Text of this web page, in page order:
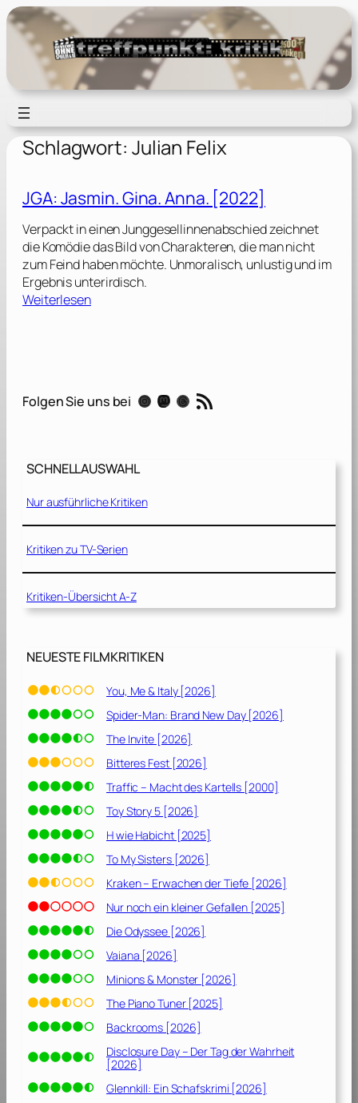
Zum
Inhalt
springen
Schlagwort: Julian Felix
JGA: Jasmin. Gina. Anna. [2022]
Verpackt in einen Junggesellinnenabschied zeichnet
die Komödie das Bild von Charakteren, die man nicht
zum Feind haben möchte. Unmoralisch, unlustig und im
Ergebnis unterirdisch.
Weiterlesen:
a
n
G
i
n
A
n
a
[
0
2
2
Folgen Sie uns bei Instagram Mastodon Threads RSS-Feed
SCHNELLAUSWAHL
Nur ausführliche Kritiken
Kritiken zu TV-Serien
Kritiken-Übersicht A-Z
NEUESTE FILMKRITIKEN
You, Me & Italy [2026]
Spider-Man: Brand New Day [2026]
The Invite [2026]
Bitteres Fest [2026]
Traffic – Macht des Kartells [2000]
Toy Story 5 [2026]
H wie Habicht [2025]
To My Sisters [2026]
Kraken – Erwachen der Tiefe [2026]
Nur noch ein kleiner Gefallen [2025]
Die Odyssee [2026]
Vaiana [2026]
Minions & Monster [2026]
The Piano Tuner [2025]
Backrooms [2026]
Disclosure Day – Der Tag der Wahrheit
[2026]
Glennkill: Ein Schafskrimi [2026]